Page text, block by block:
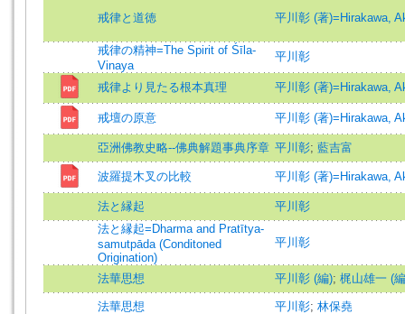
戒律と道徳 平川彰 (著)=Hirakawa,
戒律の精神=The Spirit of Śīla-
Vinaya
平川彰
戒律より見たる根本真理 平川彰 (著)=Hirakawa,
戒壇の原意 平川彰 (著)=Hirakawa,
亞洲佛教史略--佛典解題事典序章 平川彰; 藍吉富
波羅提木叉の比較 平川彰 (著)=Hirakawa,
法と縁起
平川彰
法と縁起=Dharma and Pratītya-
samutpāda (Conditoned
Origination)
平川彰
法華思想 平川彰 (編); 梶山雄一 (
法華思想 平川彰; 林保堯